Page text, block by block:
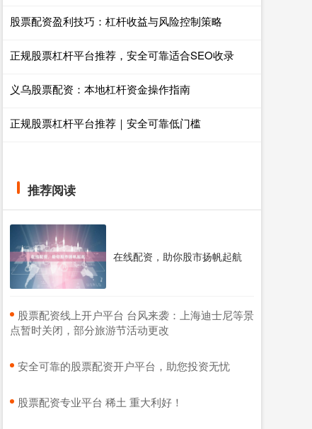
股票配资盈利技巧：杠杆收益与风险控制策略
正规股票杠杆平台推荐，安全可靠适合SEO收录
义乌股票配资：本地杠杆资金操作指南
正规股票杠杆平台推荐｜安全可靠低门槛
推荐阅读
在线配资，助你股市扬帆起航
​股票配资线上开户平台 台风来袭：上海迪士尼等景
点暂时关闭，部分旅游节活动更改
​安全可靠的股票配资开户平台，助您投资无忧
​股票配资专业平台 稀土 重大利好！